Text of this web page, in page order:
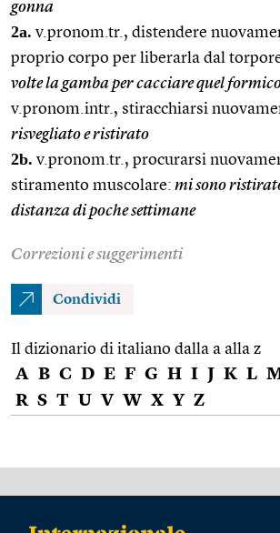
gonna
2a. v.pronom.tr., distendere
proprio corpo per liberarla dal
volte la gamba per cacciare quel
v.pronom.intr., stiracchiarsi
risvegliato e ristirato
2b. v.pronom.tr., procurarsi
stiramento muscolare: mi sono
distanza di poche settimane
Correzioni e suggerimenti
Condividi
Il dizionario di italiano dalla a alla z
A B C D E F G H I J K L
R S T U V W X Y Z